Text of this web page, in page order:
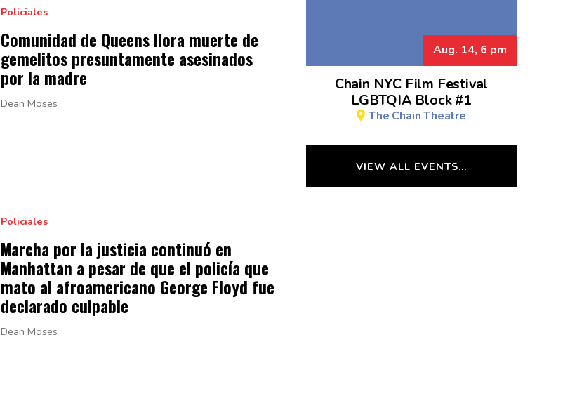
Policiales
Comunidad de Queens llora muerte de
gemelitos presuntamente asesinados
por la madre
Dean Moses
Policiales
Marcha por la justicia continuó en
Manhattan a pesar de que el policía que
mato al afroamericano George Floyd fue
declarado culpable
Dean Moses
Aug. 14, 6 pm
Chain NYC Film Festival
LGBTQIA Block #1
The Chain Theatre
VIEW ALL EVENTS…